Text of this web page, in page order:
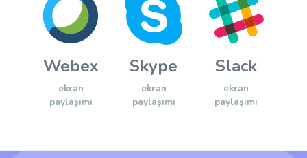
Webex
ekran
paylaşımı
Skype
ekran
paylaşımı
Slack
ekran
paylaşımı